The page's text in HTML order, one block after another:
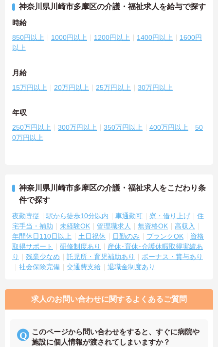
神奈川県川崎市多摩区の介護・福祉求人を給与で探す
時給
850円以上 1000円以上 1200円以上 1400円以上
1600円
以上
月給
15万円以上 20万円以上 25万円以上 30万円以上
年収
250万円以上 300万円以上 350万円以上 400万円以上
50
0万円以上
神奈川県川崎市多摩区の介護・福祉求人をこだわり条
件で探す
夜勤専従 駅から徒歩10分以内 車通勤可 寮・借り上げ
住
宅手当・補助
未経験OK 管理職求人 無資格OK
高収入
年間休日110日以上
土日祝休 日勤のみ ブランクOK
資格
取得サポート
研修制度あり
産休･育休･介護休暇取得実績あ
り
残業少なめ 託児所・育児補助あり
ボーナス・賞与あり
社会保険完備
交通費支給 退職金制度あり
求人のお問い合わせに関するよくあるご質問
このページから問い合わせをすると、すぐに病院や
施設に個人情報が渡されてしまいますか？